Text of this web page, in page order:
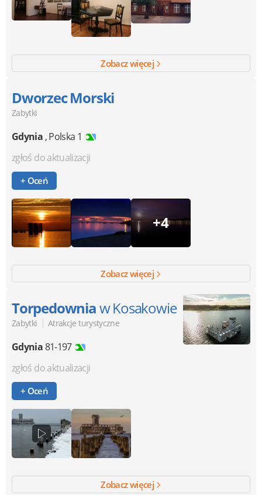
Zobacz więcej
Dworzec Morski
Zabytki
Gdynia ,Polska 1
zgłoś do aktualizacji
+ Oceń
+4
Zobacz więcej
Torpedowniaw Kosakowie
Zabytki | Atrakcje turystyczne
Gdynia81-197
zgłoś do aktualizacji
+ Oceń
Zobacz więcej